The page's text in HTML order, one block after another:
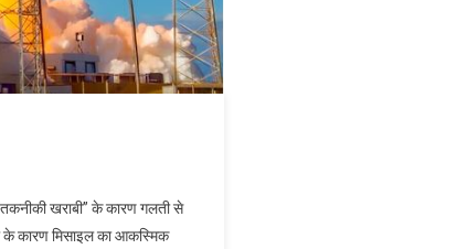
खराबी” के कारण गलती से
के कारण मिसाइल का आकस्मिक